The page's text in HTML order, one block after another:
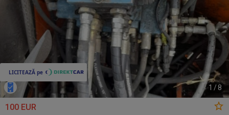
1 / 8
100 EUR